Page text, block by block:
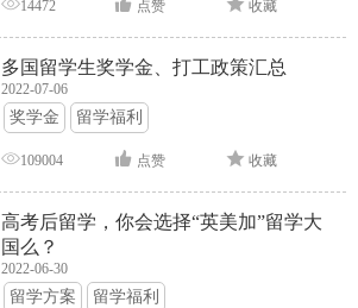
14472 点赞 收藏
多国留学生奖学金、打工政策汇总
2022-07-06
奖学金 留学福利
109004 点赞 收藏
高考后留学，你会选择“英美加”留学大
国么？
2022-06-30
留学方案 留学福利